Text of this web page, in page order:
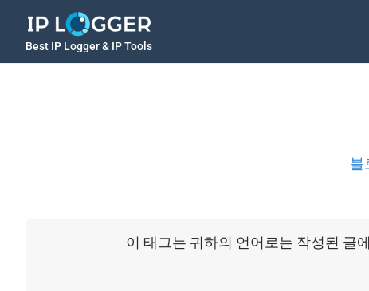
Best IP Logger & IP Tools
블